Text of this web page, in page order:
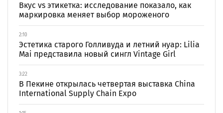
Вкус vs этикетка: исследование показало, как
маркировка меняет выбор мороженого
2:10
Эстетика старого Голливуда и летний нуар: Lilia
Mai представила новый сингл Vintage Girl
3:22
В Пекине открылась четвертая выставка China
International Supply Chain Expo